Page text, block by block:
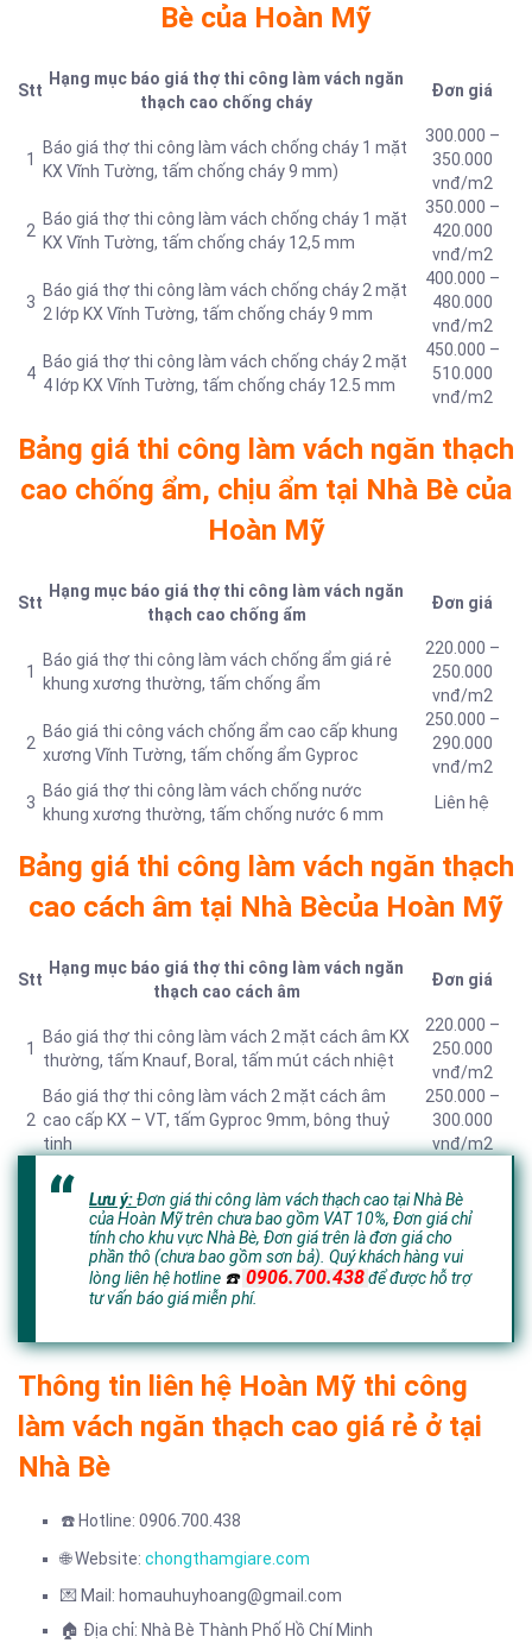
Bè của Hoàn Mỹ
Stt
Hạng mục báo giá thợ thi công làm vách ngăn
thạch cao chống cháy
Đơn giá
1
Báo giá thợ thi công làm vách chống cháy 1 mặt
KX Vĩnh Tường, tấm chống cháy 9 mm)
300.000 –
350.000
vnđ/m2
2
Báo giá thợ thi công làm vách chống cháy 1 mặt
KX Vĩnh Tường, tấm chống cháy 12,5 mm
350.000 –
420.000
vnđ/m2
3
Báo giá thợ thi công làm vách chống cháy 2 mặt
2 lớp KX Vĩnh Tường, tấm chống cháy 9 mm
400.000 –
480.000
vnđ/m2
4
Báo giá thợ thi công làm vách chống cháy 2 mặt
4 lớp KX Vĩnh Tường, tấm chống cháy 12.5 mm
450.000 –
510.000
vnđ/m2
Bảng giá thi công làm vách ngăn thạch
cao chống ẩm, chịu ẩm tại Nhà Bè của
Hoàn Mỹ
Stt
Hạng mục báo giá thợ thi công làm vách ngăn
thạch cao chống ẩm
Đơn giá
1
Báo giá thợ thi công làm vách chống ẩm giá rẻ
khung xương thường, tấm chống ẩm
220.000 –
250.000
vnđ/m2
2
Báo giá thi công vách chống ẩm cao cấp khung
xương Vĩnh Tường, tấm chống ẩm Gyproc
250.000 –
290.000
vnđ/m2
3
Báo giá thợ thi công làm vách chống nước
khung xương thường, tấm chống nước 6 mm
Liên hệ
Bảng giá thi công làm vách ngăn thạch
cao cách âm tại Nhà Bècủa Hoàn Mỹ
Stt
Hạng mục báo giá thợ thi công làm vách ngăn
thạch cao cách âm
Đơn giá
1
Báo giá thợ thi công làm vách 2 mặt cách âm KX
thường, tấm Knauf, Boral, tấm mút cách nhiệt
220.000 –
250.000
vnđ/m2
2
Báo giá thợ thi công làm vách 2 mặt cách âm
cao cấp KX – VT, tấm Gyproc 9mm, bông thuỷ
tinh
250.000 –
300.000
vnđ/m2
Lưu ý:Đơn giá thi công làm vách thạch cao tại Nhà Bè
của Hoàn Mỹ trên chưa bao gồm VAT 10%, Đơn giá chỉ
tính cho khu vực Nhà Bè, Đơn giá trên là đơn giá cho
phần thô (chưa bao gồm sơn bả). Quý khách hàng vui
lòng liên hệ hotline ☎️ 0906.700.438để được hỗ trợ
tư vấn báo giá miễn phí.
Thông tin liên hệ Hoàn Mỹ thi công
làm vách ngăn thạch cao giá rẻ ở tại
Nhà Bè
☎️ Hotline: 0906.700.438
🌐 Website: chongthamgiare.com
💌 Mail: homauhuyhoang@gmail.com
🏠 Địa chỉ: Nhà Bè Thành Phố Hồ Chí Minh